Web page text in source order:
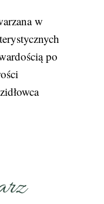
w
po